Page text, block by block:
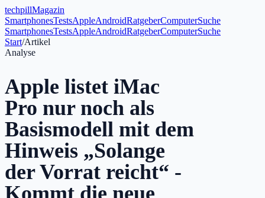
techpillMagazin
SmartphonesTestsAppleAndroidRatgeberComputerSuche
SmartphonesTestsAppleAndroidRatgeberComputerSuche
Start/Artikel
Analyse
Apple listet iMac
Pro nur noch als
Basismodell mit dem
Hinweis „Solange
der Vorrat reicht“ -
Kommt die neue